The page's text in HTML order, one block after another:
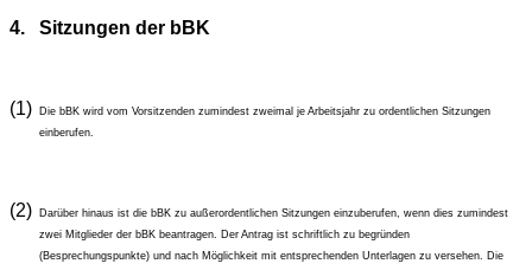
4. Sitzungen der bBK
(1)
Die bBK wird vom Vorsitzenden zumindest zweimal je Arbeitsjahr zu ordentlichen Sitzungen
einberufen.
(2)
Darüber hinaus ist die bBK zu außerordentlichen Sitzungen einzuberufen, wenn dies zumindest
zwei Mitglieder der bBK beantragen. Der Antrag ist schriftlich zu begründen
(Besprechungspunkte) und nach Möglichkeit mit entsprechenden Unterlagen zu versehen. Die